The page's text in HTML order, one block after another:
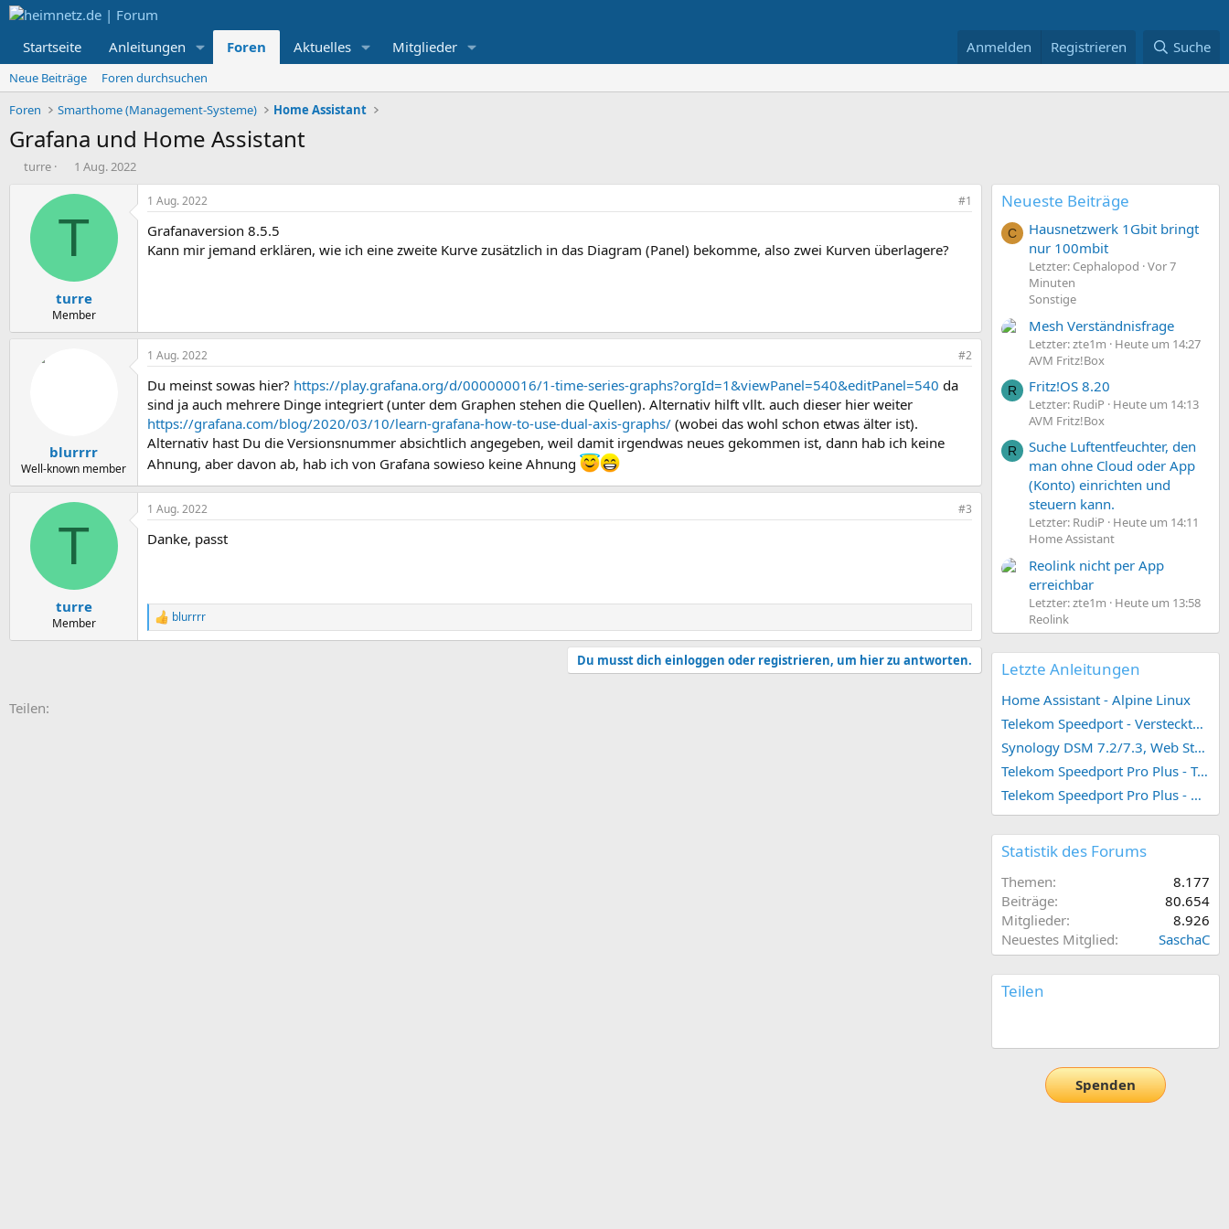
Startseite Anleitungen Foren Aktuelles Mitglieder Anmelden Registrieren Suche
Neue Beiträge
Foren durchsuchen
Foren
Smarthome (Management-Systeme) Home Assistant
Grafana und Home Assistant
E
turre
E
s
t
a
m
1 Aug. 2022
T
turre
Member
1 Aug. 2022 #1
Grafanaversion 8.5.5
Kann mir jemand erklären, wie ich eine zweite Kurve zusätzlich in das Diagram (Panel) bekomme, also zwei Kurven überlagere?
blurrrr
Well-known member
1 Aug. 2022 #2
Du meinst sowas hier? https://play.grafana.org/d/000000016/1-time-series-graphs?orgId=1&viewPanel=540&editPanel=540 da
sind ja auch mehrere Dinge integriert (unter dem Graphen stehen die Quellen). Alternativ hilft vllt. auch dieser hier weiter
https://grafana.com/blog/2020/03/10/learn-grafana-how-to-use-dual-axis-graphs/ (wobei das wohl schon etwas älter ist).
Alternativ hast Du die Versionsnummer absichtlich angegeben, weil damit irgendwas neues gekommen ist, dann hab ich keine
Ahnung, aber davon ab, hab ich von Grafana sowieso keine Ahnung
T
turre
Member
1 Aug. 2022 #3
Danke, passt
R
e
blurrrr
Du musst dich einloggen oder registrieren, um hier zu antworten.
Teilen:
Neueste Beiträge
C
Hausnetzwerk 1Gbit bringt
nur 100mbit
Letzter: Cephalopod Vor 7
Minuten
Sonstige
Mesh Verständnisfrage
Letzter: zte1m
Heute um 14:27
AVM Fritz!Box
R Fritz!OS 8.20
Letzter: RudiP
Heute um 14:13
AVM Fritz!Box
R
Suche Luftentfeuchter, den
man ohne Cloud oder App
(Konto) einrichten und
steuern kann.
Letzter: RudiP
Heute um 14:11
Home Assistant
Reolink nicht per App
erreichbar
Letzter: zte1m
Heute um 13:58
Reolink
Letzte Anleitungen
Home Assistant - Alpine Linux
Telekom Speedport - Versteckte Konfigurationen
Synology DSM 7.2/7.3, Web Station 4, Webdienst und Webportal erstellen (ehemals vHost)
Telekom Speedport Pro Plus - Telefonie einrichten
Telekom Speedport Pro Plus - Netzwerk einrichten
Statistik des Forums
Themen
8.177
Beiträge
80.654
Mitglieder
8.926
Neuestes Mitglied
SaschaC
Teilen
Spenden